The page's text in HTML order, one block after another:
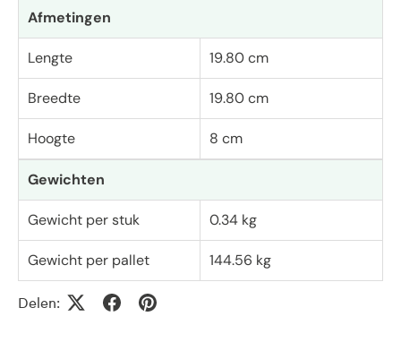
Afmetingen
Lengte 19.80 cm
Breedte 19.80 cm
Hoogte 8 cm
Gewichten
Gewicht per stuk 0.34 kg
Gewicht per pallet 144.56 kg
Delen: